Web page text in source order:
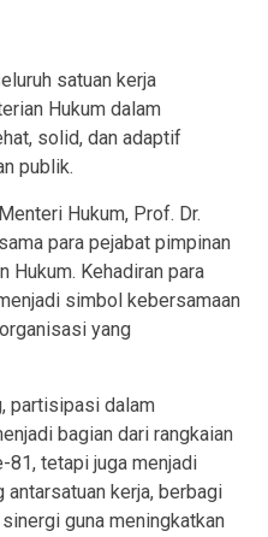
satuan kerja
Hukum dalam
solid, dan adaptif
publik.
Hukum, Prof. Dr.
para pejabat pimpinan
Hukum. Kehadiran para
simbol kebersamaan
yang
partisipasi dalam
bagian dari rangkaian
81, tetapi juga menjadi
kerja, berbagi
guna meningkatkan